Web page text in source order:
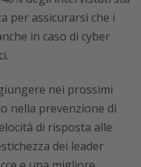
per assicurarsi che i
in caso di cyber
nei prossimi
nella prevenzione di
di risposta alle
dei leader